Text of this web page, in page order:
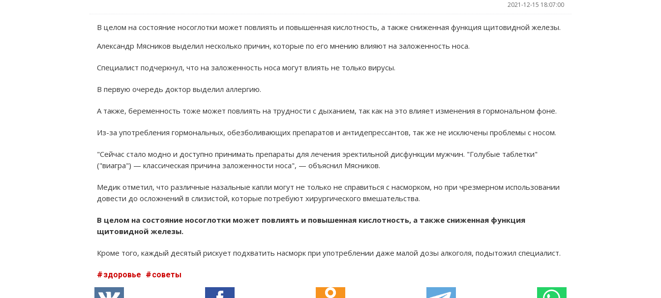
2021-12-15 18:07:00
В целом на состояние носоглотки может повлиять и повышенная кислотность, а также сниженная функция щитовидной железы.
Александр Мясников выделил несколько причин, которые по его мнению влияют на заложенность носа.
Специалист подчеркнул, что на заложенность носа могут влиять не только вирусы.
В первую очередь доктор выделил аллергию.
А также, беременность тоже может повлиять на трудности с дыханием, так как на это влияет изменения в гормональном фоне.
Из-за употребления гормональных, обезболивающих препаратов и антидепрессантов, так же не исключены проблемы с носом.
"Сейчас стало модно и доступно принимать препараты для лечения эректильной дисфункции мужчин. "Голубые таблетки"
("виагра") — классическая причина заложенности носа", — объяснил Мясников.
Медик отметил, что различные назальные капли могут не только не справиться с насморком, но при чрезмерном использовании
довести до осложнений в слизистой, которые потребуют хирургического вмешательства.
В целом на состояние носоглотки может повлиять и повышенная кислотность, а также сниженная функция
щитовидной железы.
Кроме того, каждый десятый рискует подхватить насморк при употреблении даже малой дозы алкоголя, подытожил специалист.
здоровье советы